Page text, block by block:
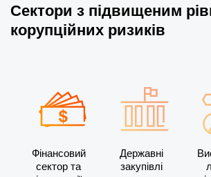
Сектори з підвищеним
корупційних ризиків
Фінансовий
сектор та
Державні
закупівлі